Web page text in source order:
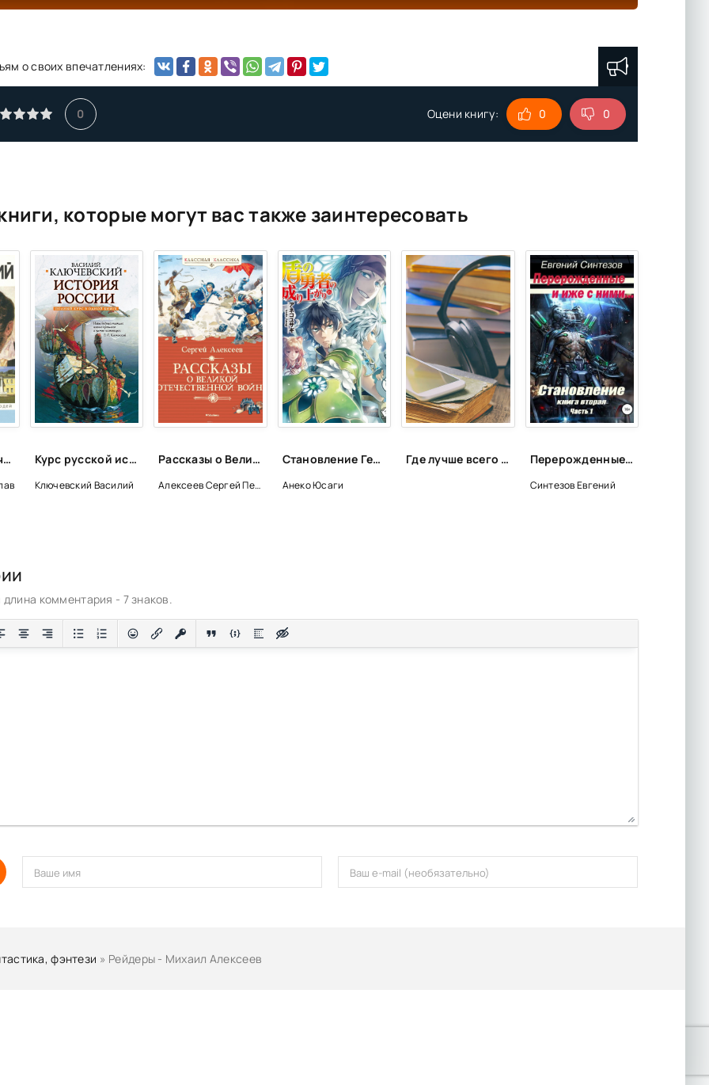
о своих впечатлениях:
0 Оцени книгу: 0 0
которые могут вас также заинтересовать
Вяземский - Вячеслав Бондаренко Курс русской истории - Василий Ключевский
Ключевский Василий
Рассказы о Великой Отечественной войне - Сергей Петрович Алексеев
Алексеев Сергей Петрович
Становление Героя Щита 16 - Юсаги Анеко
Анеко Юсаги
Где лучше всего слушать аудиокниги? Перерожденные и иже с ними. Становление. Книга вторая. Часть 1 - Евгений Синтезов
Синтезов Евгений
комментария - 7 знаков.
фэнтези » Рейдеры - Михаил Алексеев